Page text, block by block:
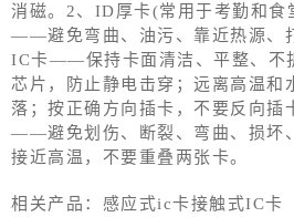
消磁。2、ID厚卡(常用于考勤和食
——避免弯曲、油污、靠近热源、
IC卡——保持卡面清洁、平整、不
芯片，防止静电击穿；远离高温和
落；按正确方向插卡，不要反向插
——避免划伤、断裂、弯曲、损坏
接近高温，不要重叠两张卡。
相关产品：感应式ic卡接触式IC卡